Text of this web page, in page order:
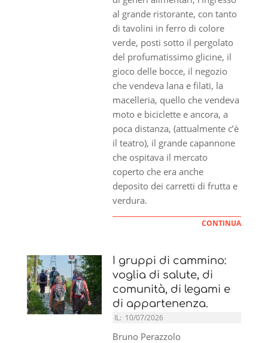
al grande ristorante, con tanto
di tavolini in ferro di colore
verde, posti sotto il pergolato
del profumatissimo glicine, il
gioco delle bocce, il negozio
che vendeva lana e filati, la
macelleria, quello che vendeva
moto e biciclette e ancora, a
poca distanza, (attualmente c’è
il teatro), il grande capannone
che ospitava il mercato
coperto che era anche
deposito dei carretti di frutta e
verdura.
CONTINUA
I gruppi di cammino:
voglia di salute, di
comunità, di legami e
di appartenenza.
IL: 10/07/2026
Bruno Perazzolo